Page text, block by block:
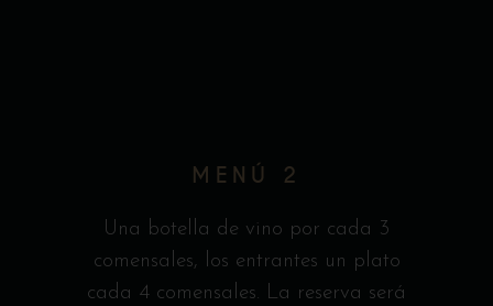
MENÚ 2
Una botella de vino por cada 3
comensales, los entrantes un plato
cada 4 comensales. La reserva será